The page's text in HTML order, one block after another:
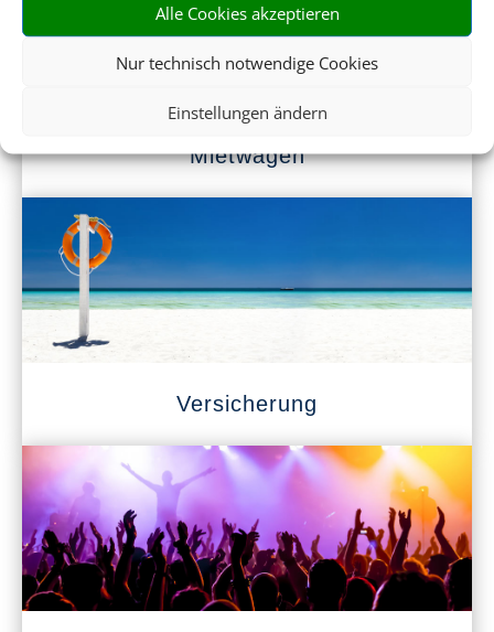
Alle Cookies akzeptieren
Nur technisch notwendige Cookies
Einstellungen ändern
Mietwagen
Versicherung